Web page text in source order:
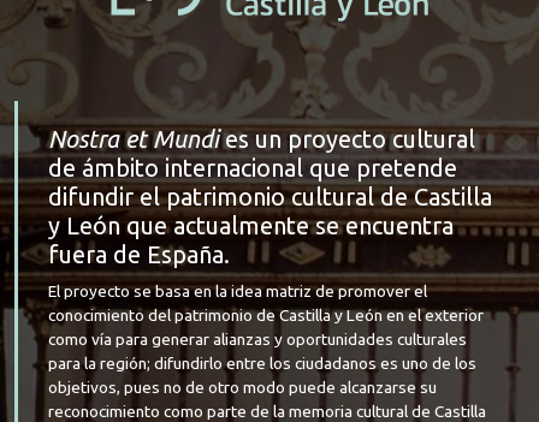
Nostra et Mundies un proyecto cultural
de ámbito internacional que pretende
difundir el patrimonio cultural de Castilla
y León que actualmente se encuentra
fuera de España.
El proyecto se basa en la idea matriz de promover el
conocimiento del patrimonio de Castilla y León en el exterior
como vía para generar alianzas y oportunidades culturales
para la región; difundirlo entre los ciudadanos es uno de los
objetivos, pues no de otro modo puede alcanzarse su
reconocimiento como parte de la memoria cultural de Castilla